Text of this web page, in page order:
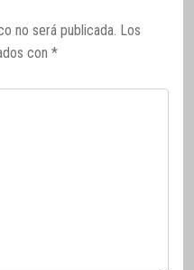
no será publicada. Los
con *